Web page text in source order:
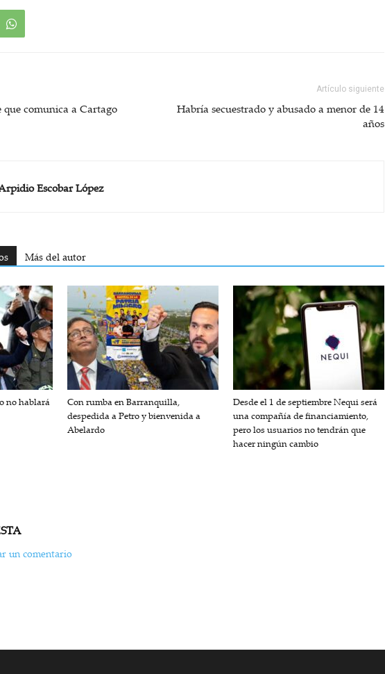
que comunica a Cartago
Artículo siguiente
Habría secuestrado y abusado a menor de 14
años
Escobar López
Más del autor
no hablará
Con rumba en Barranquilla,
despedida a Petro y bienvenida a
Abelardo
Desde el 1 de septiembre Nequi será
una compañía de financiamiento,
pero los usuarios no tendrán que
hacer ningún cambio
un comentario